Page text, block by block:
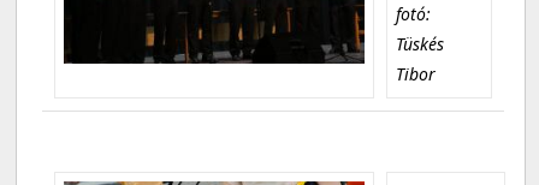
fotó:
Tüskés
Tibor